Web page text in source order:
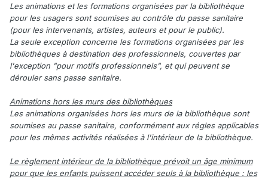
Les animations et les formations organisées par la bibliothèque
pour les usagers sont soumises au contrôle du passe sanitaire
(pour les intervenants, artistes, auteurs et pour le public).
La seule exception concerne les formations organisées par les
bibliothèques à destination des professionnels, couvertes par
l'exception "pour motifs professionnels", et qui peuvent se
dérouler sans passe sanitaire.
Animations hors les murs des bibliothèques
Les animations organisées hors les murs de la bibliothèque sont
soumises au passe sanitaire, conformément aux régles applicables
pour les mêmes activités réalisées à l'intérieur de la bibliothèque.
Le règlement intérieur de la bibliothèque prévoit un âge minimum
pour que les enfants puissent accéder seuls à la bibliothèque : les